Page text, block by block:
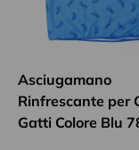
Asciugamano
Rinfrescante per
Gatti Colore Blu